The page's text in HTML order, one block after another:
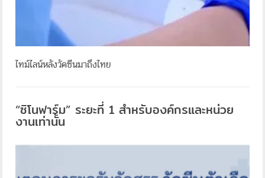
ไทม์ไลน์หลังวัคซีนมาถึงไทย
“ซิโนฟาร์ม” ระยะที่ 1 สำหรับองค์กรและหน่วย
งานเท่านั้น